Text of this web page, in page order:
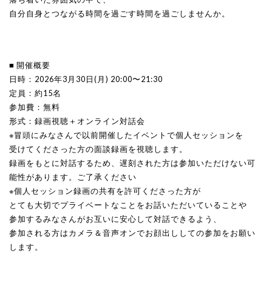
自分自身とつながる時間を過ごす時間を過ごしませんか。
■ 開催概要
日時：2026年3月30日(月) 20:00〜21:30
定員：約15名
参加費：無料
形式：録画視聴＋オンライン対話会
※冒頭にみなさんで以前開催したイベントで個人セッションを
受けてくださった方の面談録画を視聴します。
録画をもとに対話するため、遅刻された方は参加いただけない可
能性があります。ご了承ください
※個人セッション録画の共有を許可くださった方が
とても大切でプライベートなことをお話いただいていることや
参加するみなさんがお互いに安心して対話できるよう、
参加される方はカメラ＆音声オンでお顔出ししての参加をお願い
します。